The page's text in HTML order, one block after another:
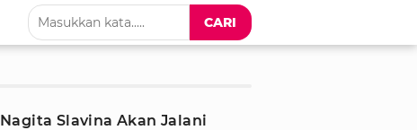
CARI
Nagita Slavina Akan Jalani